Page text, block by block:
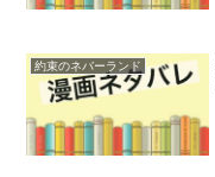
約束のネバーランド